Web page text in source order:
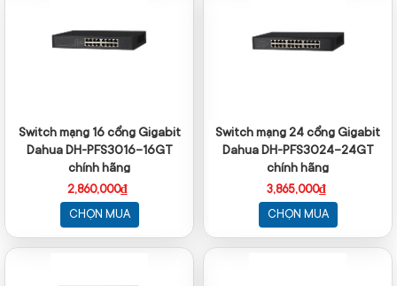
Switch mạng 16 cổng Gigabit
Dahua DH-PFS3016-16GT
chính hãng
2,860,000₫
CHỌN MUA
Switch mạng 24 cổng Gigabit
Dahua DH-PFS3024-24GT
chính hãng
3,865,000₫
CHỌN MUA